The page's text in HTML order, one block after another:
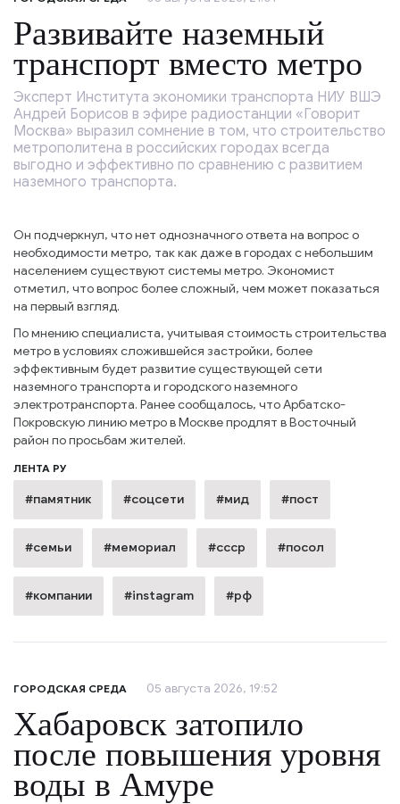
Развивайте наземный
транспорт вместо метро
Эксперт Института экономики транспорта НИУ ВШЭ
Андрей Борисов в эфире радиостанции «Говорит
Москва» выразил сомнение в том, что строительство
метрополитена в российских городах всегда
выгодно и эффективно по сравнению с развитием
наземного транспорта.
Он подчеркнул, что нет однозначного ответа на вопрос о
необходимости метро, так как даже в городах с небольшим
населением существуют системы метро. Экономист
отметил, что вопрос более сложный, чем может показаться
на первый взгляд.
По мнению специалиста, учитывая стоимость строительства
метро в условиях сложившейся застройки, более
эффективным будет развитие существующей сети
наземного транспорта и городского наземного
электротранспорта. Ранее сообщалось, что Арбатско-
Покровскую линию метро в Москве продлят в Восточный
район по просьбам жителей.
ЛЕНТА РУ
#памятник #соцсети #мид #пост
#семьи #мемориал #ссср #посол
#компании #instagram #рф
ГОРОДСКАЯ СРЕДА 05 августа 2026, 19:52
Хабаровск затопило
после повышения уровня
воды в Амуре